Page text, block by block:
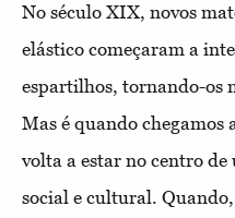
No século XIX, novos
elástico começaram a
espartilhos, tornando-os
Mas é quando chegamos
volta a estar no centro
social e cultural.